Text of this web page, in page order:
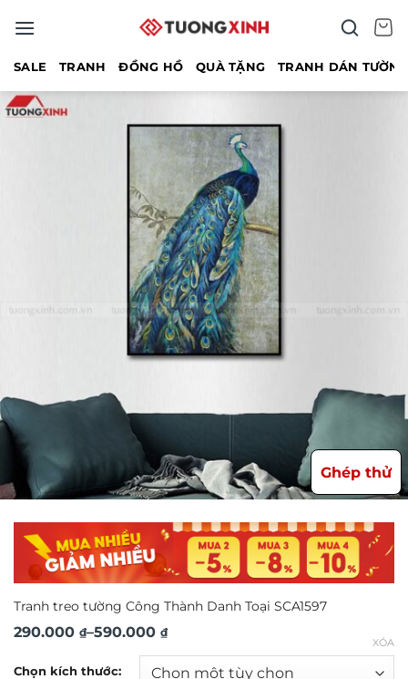
qua
SALE TRANH ĐỒNG HỒ QUÀ TẶNG TRANH DÁN
Ghép thử
Tranh treo tường Công Thành Danh Toại SCA1597
290.000 ₫–590.000 ₫
Khoảng
Chọn kích thước:
XÓA